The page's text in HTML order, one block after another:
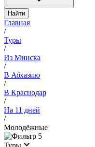
Найти
Главная
/
Туры
/
Из Минска
/
В Абхазию
/
В Краснодар
/
На 11 дней
/
Молодёжные
5
Туры